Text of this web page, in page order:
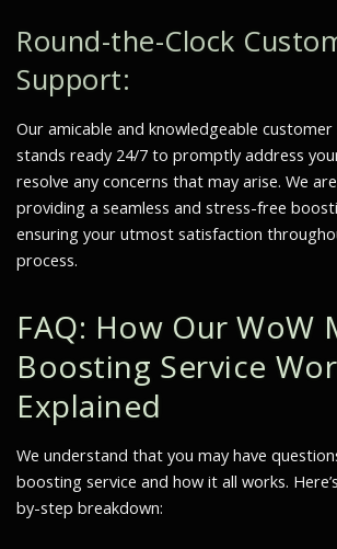
Round-the-Clock
Support:
Our amicable and knowledgeable
stands ready 24/7 to promptly address
resolve any concerns that may arise. We
providing a seamless and stress-free
ensuring your utmost satisfaction
process.
FAQ: How Our WoW
Boosting Service
Explained
We understand that you may have
boosting service and how it all works.
by-step breakdown: